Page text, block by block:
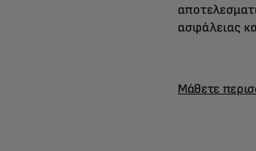
ασφάλειας
Μάθετε